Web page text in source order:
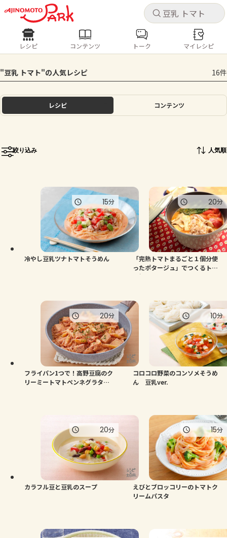
キャ
ログインするとレシピを保存できます
ログイン
ホーム
トーク
よくあるお問い合わせ
お買い物
キャ
レシピ コンテンツ
人気の食材・レシピ
きゅうり なす トマト とうもろこし
ピーマン
レシピ コンテンツ トーク マイレシピ
"豆乳 トマト"の人気レシピ 16件
レシピ コンテンツ
絞り込み 人気順
冷やし豆乳ツナトマトそうめん
15分
「完熟トマトまるごと１個分使
ったポタージュ」でつくるトマ
ト鍋
20分
フライパン1つで！高野豆腐のク
リーミートマトペンネグラタン
20分
コロコロ野菜のコンソメそうめ
ん 豆乳ver.
10分
カラフル豆と豆乳のスープ
20分
えびとブロッコリーのトマトク
リームパスタ
15分